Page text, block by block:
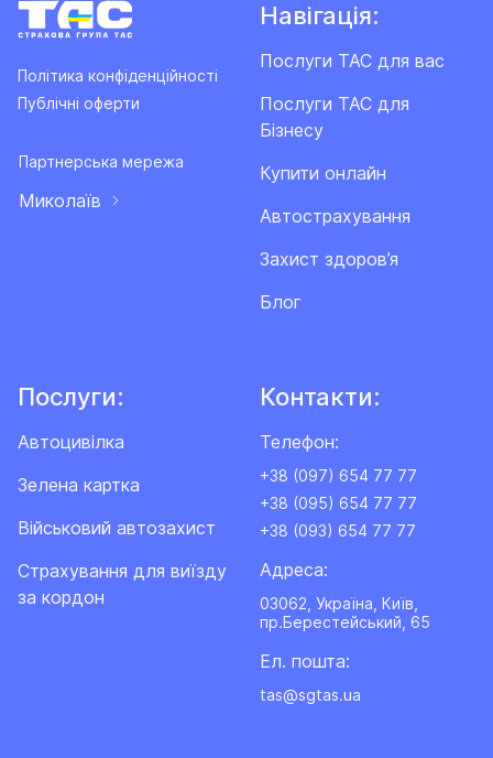
Політика конфіденційності
Публічні оферти
Партнерська мережа
Миколаїв
Навігація:
Послуги ТАС для вас
Послуги ТАС для
Бізнесу
Купити онлайн
Автострахування
Захист здоров’я
Блог
Послуги:
Автоцивілка
Зелена картка
Військовий автозахист
Cтрахування для виїзду
за кордон
Контакти:
Телефон:
+38 (097) 654 77 77
+38 (095) 654 77 77
+38 (093) 654 77 77
Адреса:
03062, Україна, Київ,
пр.Берестейський, 65
Ел. пошта:
tas@sgtas.ua